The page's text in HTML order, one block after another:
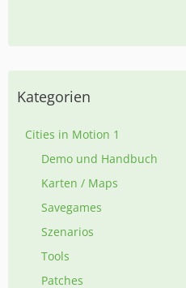
Kategorien
Cities in Motion 1
Demo und Handbuch
Karten / Maps
Savegames
Szenarios
Tools
Patches